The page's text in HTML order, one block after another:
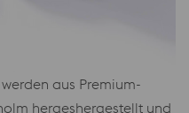
aus Premium-
hergeshergestellt und